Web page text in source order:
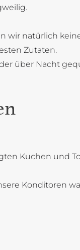
wir natürlich
Zutaten.
über Nacht
Kuchen und
Konditoren